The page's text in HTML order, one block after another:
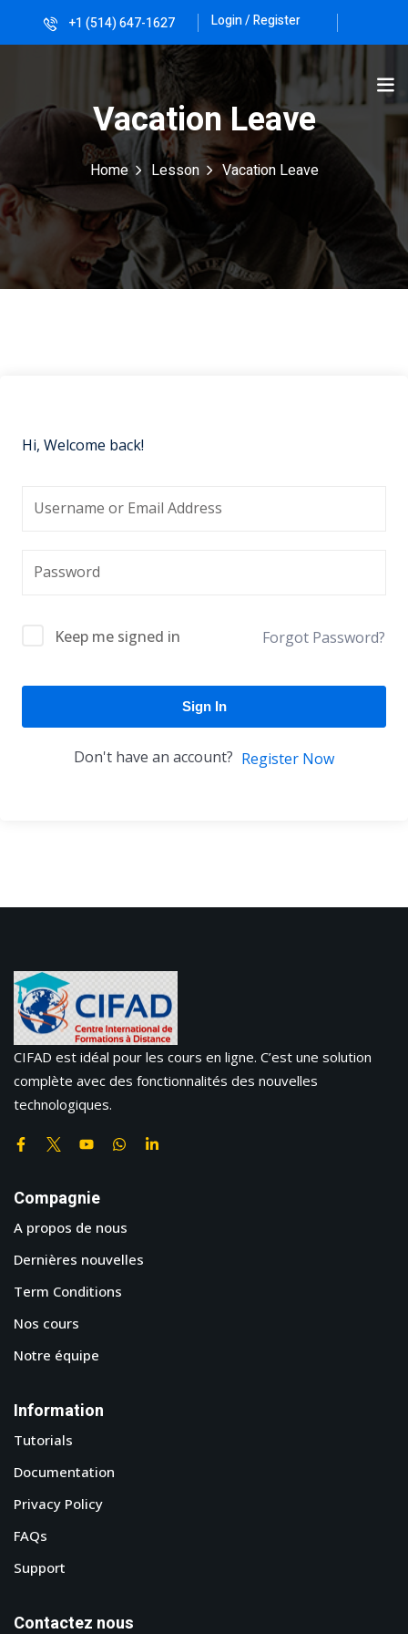
+1 (514) 647-1627 Login / Register
Vacation Leave
Home Lesson Vacation Leave
Hi, Welcome back!
Keep me signed in Forgot Password?
Sign In
Don't have an account? Register Now
CIFAD est idéal pour les cours en ligne. C’est une solution
complète avec des fonctionnalités des nouvelles
technologiques.
Compagnie
A propos de nous
Dernières nouvelles
Term Conditions
Nos cours
Notre équipe
Information
Tutorials
Documentation
Privacy Policy
FAQs
Support
Contactez nous
Sign in Sign up
Sign in
Don’t have an account?Sign up